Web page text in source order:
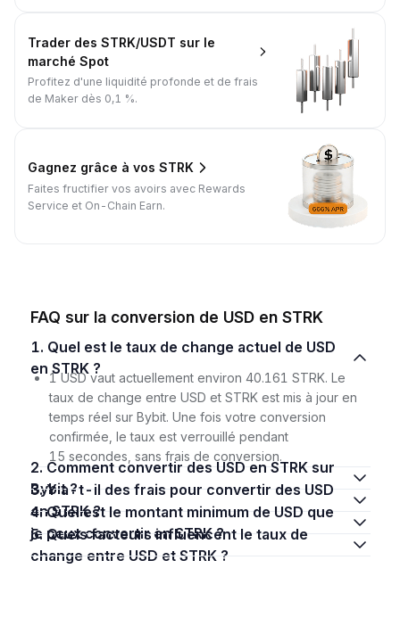
Trader des STRK/USDT sur le
marché Spot
Profitez d'une liquidité profonde et de frais
de Maker dès 0,1 %.
Gagnez grâce à vos STRK
Faites fructifier vos avoirs avec Rewards
Service et On-Chain Earn.
FAQ sur la conversion de USD en STRK
1. Quel est le taux de change actuel de USD
en STRK ?
1 USD vaut actuellement environ 40.161 STRK. Le
taux de change entre USD et STRK est mis à jour en
temps réel sur Bybit. Une fois votre conversion
confirmée, le taux est verrouillé pendant
15 secondes, sans frais de conversion.
2. Comment convertir des USD en STRK sur
Bybit ?
3. Y a-t-il des frais pour convertir des USD
en STRK ?
4. Quel est le montant minimum de USD que
je peux convertir en STRK ?
5. Quels facteurs influencent le taux de
change entre USD et STRK ?